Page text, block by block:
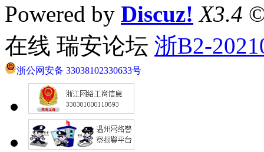
Powered by Discuz! X3.4
在线 瑞安论坛 浙B2-
浙公网安备 33038102330633号